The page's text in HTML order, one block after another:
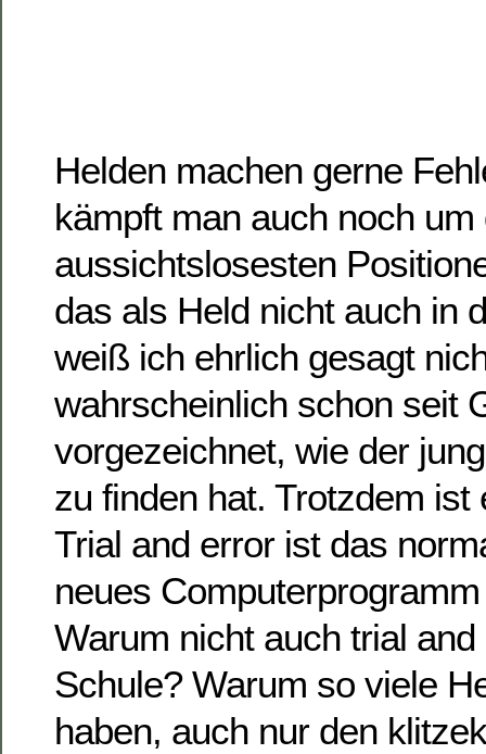
Helden machen gerne
kämpft man auch noch um
aussichtslosesten
das als Held nicht auch in
weiß ich ehrlich gesagt
wahrscheinlich schon seit
vorgezeichnet, wie der
zu finden hat. Trotzdem ist
Trial and error ist das
neues
Warum nicht auch trial
Schule? Warum so viele
haben, auch nur den